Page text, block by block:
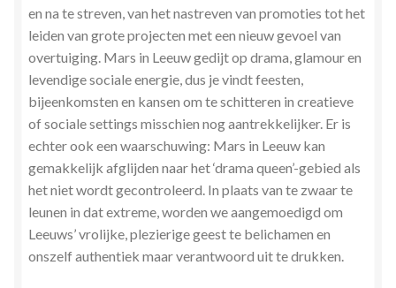
en na te streven, van het nastreven van promoties tot het
leiden van grote projecten met een nieuw gevoel van
overtuiging. Mars in Leeuw gedijt op drama, glamour en
levendige sociale energie, dus je vindt feesten,
bijeenkomsten en kansen om te schitteren in creatieve
of sociale settings misschien nog aantrekkelijker. Er is
echter ook een waarschuwing: Mars in Leeuw kan
gemakkelijk afglijden naar het ‘drama queen’-gebied als
het niet wordt gecontroleerd. In plaats van te zwaar te
leunen in dat extreme, worden we aangemoedigd om
Leeuws’ vrolijke, plezierige geest te belichamen en
onszelf authentiek maar verantwoord uit te drukken.